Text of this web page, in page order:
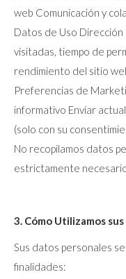
web Comunicación y
Datos de Uso Dirección
visitadas, tiempo de
rendimiento del sitio
Preferencias de
informativo Enviar
(solo con su
No recopilamos datos
estrictamente
3. Cómo Utilizamos
Sus datos personales
finalidades: